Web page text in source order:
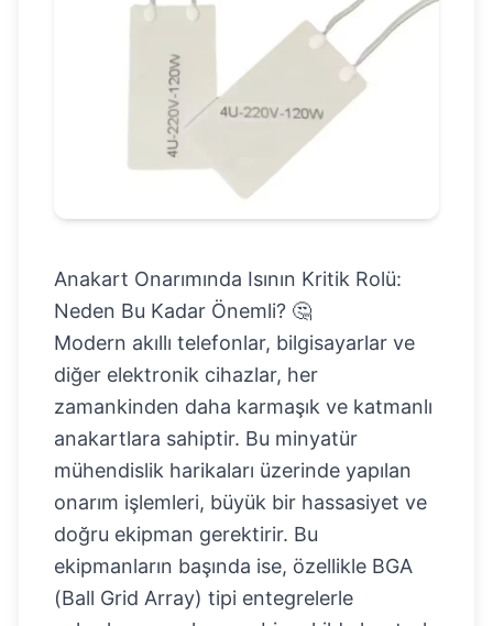
Anakart Onarımında Isının Kritik Rolü:
Neden Bu Kadar Önemli? 🤔
Modern akıllı telefonlar, bilgisayarlar ve
diğer elektronik cihazlar, her
zamankinden daha karmaşık ve katmanlı
anakartlara sahiptir. Bu minyatür
mühendislik harikaları üzerinde yapılan
onarım işlemleri, büyük bir hassasiyet ve
doğru ekipman gerektirir. Bu
ekipmanların başında ise, özellikle BGA
(Ball Grid Array) tipi entegrelerle